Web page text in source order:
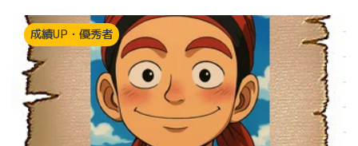
成績UP・優秀者